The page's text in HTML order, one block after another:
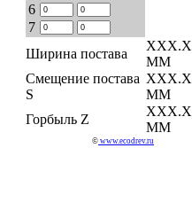
6
7
Ширина постава
ХХХ.Х
ММ
Смещение постава
S
ХХХ.Х
ММ
Горбыль Z
ХХХ.Х
ММ
© www.ecodrev.ru